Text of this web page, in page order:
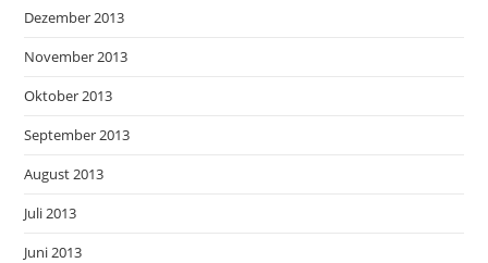
Dezember 2013
November 2013
Oktober 2013
September 2013
August 2013
Juli 2013
Juni 2013